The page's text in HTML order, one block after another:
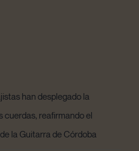
han desplegado la
cuerdas, reafirmando el
la Guitarra de Córdoba